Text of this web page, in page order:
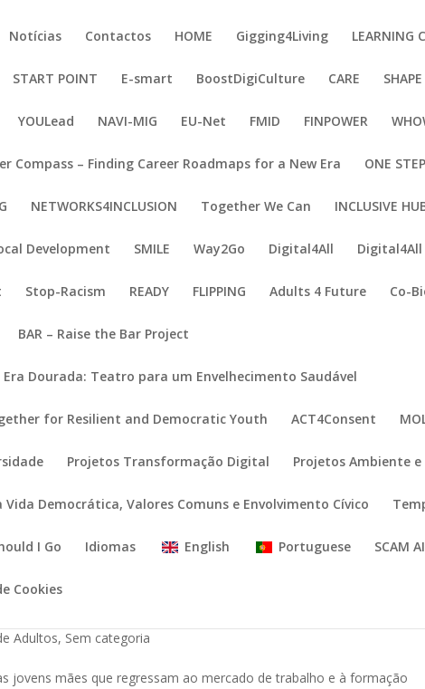
Notícias Contactos HOME Gigging4Living LEARNING
START POINT E-smart BoostDigiCulture CARE SHAPE
YOULead NAVI-MIG EU-Net FMID FINPOWER
Compass – Finding Career Roadmaps for a New Era ONE
NETWORKS4INCLUSION Together We Can INCLUSIVE
Development SMILE Way2Go Digital4All Digital4All
Stop-Racism READY FLIPPING Adults 4 Future Co-
BAR – Raise the Bar Project
Era Dourada: Teatro para um Envelhecimento Saudável
for Resilient and Democratic Youth ACT4Consent
Projetos Transformação Digital Projetos Ambiente
Democrática, Valores Comuns e Envolvimento Cívico
I Go Idiomas English Portuguese SCAM AI
Cookies
Adultos, Sem categoria
jovens mães que regressam ao mercado de trabalho e à formação